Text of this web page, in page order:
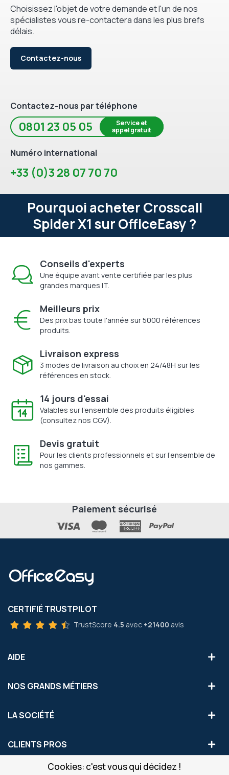
Cookies: c'est vous qui décidez !
Choisissez l'objet de votre demande et l'un de nos
spécialistes vous re-contactera dans les plus brefs
délais.
Contactez-nous
Contactez-nous par téléphone
0801 23 05 05
Service et
appel gratuit
Numéro international
+33 (0)3 28 07 70 70
Pourquoi acheter Crosscall
Spider X1 sur OfficeEasy ?
Conseils d'experts
Une équipe avant vente certifiée par les plus
grandes marques IT.
Meilleurs prix
Des prix bas toute l'année sur 5000 références
produits.
Livraison express
3 modes de livraison au choix en 24/48H sur les
références en stock.
14 jours d'essai
Valables sur l'ensemble des produits éligibles
(consultez nos CGV).
Devis gratuit
Pour les clients professionnels et sur l'ensemble de
nos gammes.
Paiement sécurisé
CERTIFIÉ TRUSTPILOT
TrustScore 4.5 avec +21400 avis
AIDE
NOS GRANDS MÉTIERS
LA SOCIÉTÉ
CLIENTS PROS